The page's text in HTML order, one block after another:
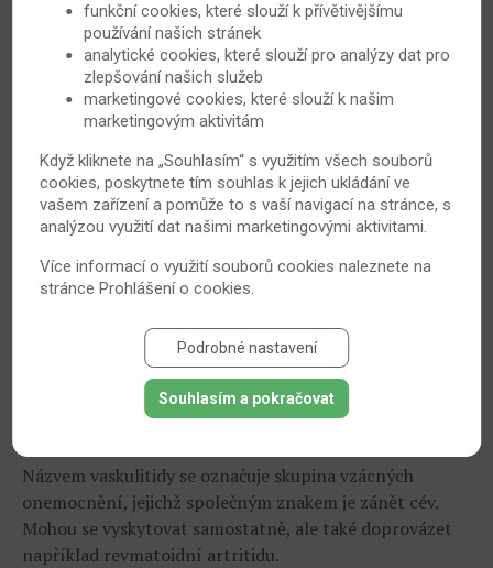
Jak poznat nebezpečnou závislost na lécích?
Někteří lidé musejí užívat silné léky proti bolesti.
Většinou si na ně nebezpečnou, život ohrožující
závislost nevypěstují. Jisté riziko ovšem existuje.
Revmatoidní artritida
Zákeřné vaskulitidy aneb Když tělo útočí na
Názvem vaskulitidy se označuje skupina vzácných
onemocnění, jejichž společným znakem je zánět cév.
Mohou se vyskytovat samostatně, ale také doprovázet
například revmatoidní artritidu.
funkční cookies, které slouží k přívětivějšímu
používání našich stránek
analytické cookies, které slouží pro analýzy dat pro
zlepšování našich služeb
marketingové cookies, které slouží k našim
marketingovým aktivitám
Když kliknete na „Souhlasím“ s využitím všech souborů
cookies, poskytnete tím souhlas k jejich ukládání ve
vašem zařízení a pomůže to s vaší navigací na stránce, s
analýzou využití dat našimi marketingovými aktivitami.
Více informací o využití souborů cookies naleznete na
stránceProhlášení o cookies.
Podrobné nastavení
Souhlasím a pokračovat